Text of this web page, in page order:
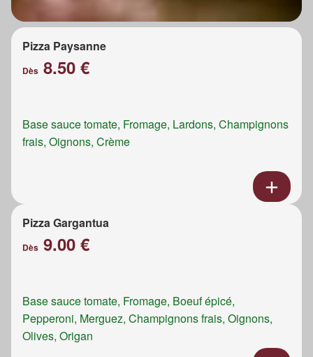
Pizza Paysanne
Dès 8.50 €
Base sauce tomate, Fromage, Lardons, Champignons
frais, Oignons, Crème
Pizza Gargantua
Dès 9.00 €
Base sauce tomate, Fromage, Boeuf épicé,
Pepperoni, Merguez, Champignons frais, Oignons,
Olives, Origan